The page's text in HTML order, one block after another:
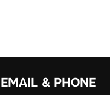
EMAIL & PHONE